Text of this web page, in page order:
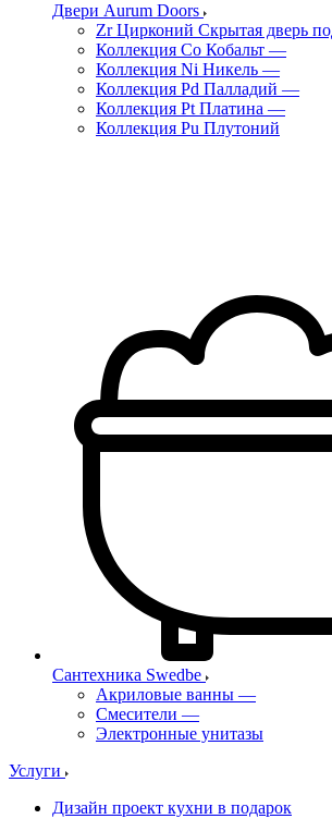
Двери Aurum Doors
Zr Цирконий Скрытая дверь
Коллекция Co Кобальт —
Коллекция Ni Никель —
Коллекция Pd Палладий —
Коллекция Pt Платина —
Коллекция Pu Плутоний
Сантехника Swedbe
Акриловые ванны —
Смесители —
Электронные унитазы
Услуги
Дизайн проект кухни в подарок